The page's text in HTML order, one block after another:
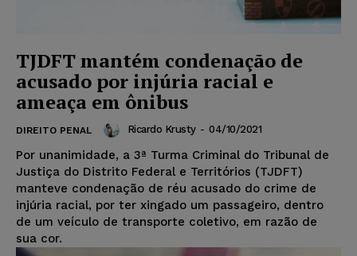
TJDFT mantém condenação de
acusado por injúria racial e
ameaça em ônibus
DIREITO PENAL Ricardo Krusty - 04/10/2021
Por unanimidade, a 3ª Turma Criminal do Tribunal de
Justiça do Distrito Federal e Territórios (TJDFT)
manteve condenação de réu acusado do crime de
injúria racial, por ter xingado um passageiro, dentro
de um veículo de transporte coletivo, em razão de
sua cor.